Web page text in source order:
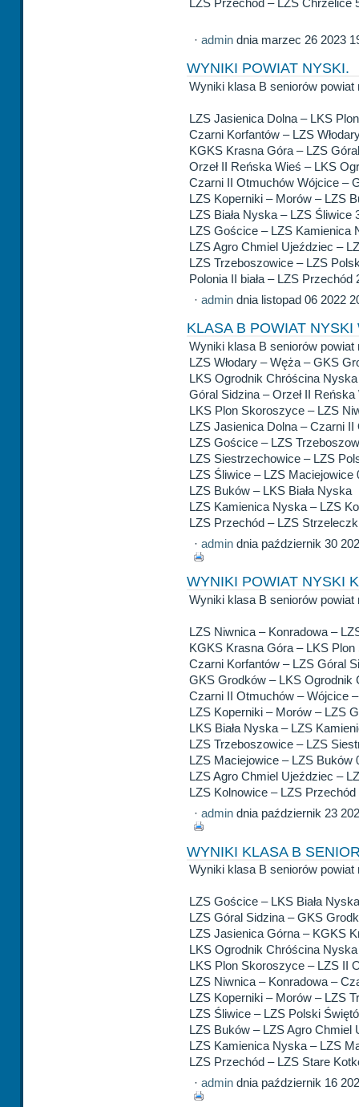
· admin dnia marzec 26 2023
WYNIKI POWIAT NYSKI.
Wyniki klasa B seniorów powiat
LZS Jasienica Dolna – LKS
Czarni Korfantów – LZS
KGKS Krasna Góra – LZS
Orzeł II Reńska Wieś – LKS
Czarni II Otmuchów Wójcice –
LZS Koperniki – Morów – LZS
LZS Biała Nyska – LZS Śliwice
LZS Gościce – LZS Kamienica
LZS Agro Chmiel Ujeździec –
LZS Trzeboszowice – LZS
Polonia II biała – LZS Przechód
· admin dnia listopad 06 2022
KLASA B POWIAT NYSKI
Wyniki klasa B seniorów powiat
LZS Włodary – Węża – GKS
LKS Ogrodnik Chróścina
Góral Sidzina – Orzeł II Reńska
LKS Plon Skoroszyce – LZS
LZS Jasienica Dolna – Czarni
LZS Gościce – LZS
LZS Siestrzechowice – LZS
LZS Śliwice – LZS Maciejowice
LZS Buków – LKS Biała Nyska
LZS Kamienica Nyska – LZS
LZS Przechód – LZS
· admin dnia październik 30
WYNIKI POWIAT NYSKI
Wyniki klasa B seniorów
LZS Niwnica – Konradowa –
KGKS Krasna Góra – LKS
Czarni Korfantów – LZS Góral
GKS Grodków – LKS Ogrodnik
Czarni II Otmuchów – Wójcice
LZS Koperniki – Morów – LZS
LKS Biała Nyska – LZS
LZS Trzeboszowice – LZS
LZS Maciejowice – LZS Buków
LZS Agro Chmiel Ujeździec –
LZS Kolnowice – LZS Przechód
· admin dnia październik 23
WYNIKI KLASA B
Wyniki klasa B seniorów powiat
LZS Gościce – LKS Biała
LZS Góral Sidzina – GKS
LZS Jasienica Górna – KGKS
LKS Ogrodnik Chróścina
LKS Plon Skoroszyce – LZS II
LZS Niwnica – Konradowa –
LZS Koperniki – Morów – LZS
LZS Śliwice – LZS Polski
LZS Buków – LZS Agro Chmiel
LZS Kamienica Nyska – LZS
LZS Przechód – LZS Stare
· admin dnia październik 16